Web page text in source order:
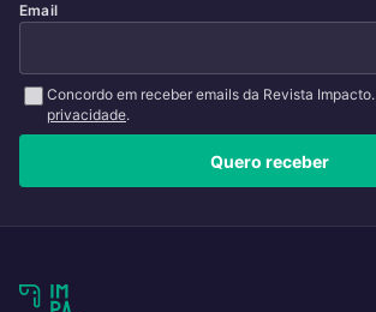
Email
Concordo em receber emails da Revista Impacto.
privacidade.
Quero receber